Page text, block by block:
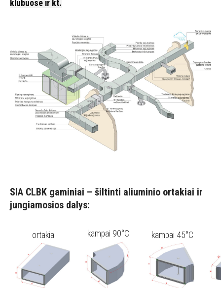
klubuose ir kt.
SIA CLBK gaminiai – šiltinti aliuminio ortakiai ir
jungiamosios dalys:
ortakiai kampai 90°C kampai 45°C